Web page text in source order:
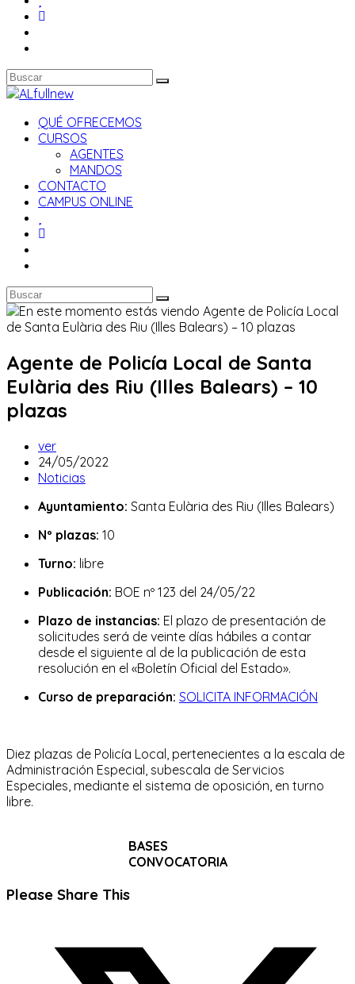
QUÉ OFRECEMOS
CURSOS
AGENTES
MANDOS
CONTACTO
CAMPUS ONLINE
Agente de Policía Local de Santa
Eulària des Riu (Illes Balears) – 10
plazas
Autor
de
la
ver
Publicación
de
entrada:
24/05/2022
Categoría
la
Noticias
Ayuntamiento: Santa Eulària des Riu (Illes Balears)
Nº plazas: 10
Turno: libre
Publicación: BOE nº 123 del 24/05/22
Plazo de instancias: El plazo de presentación de
solicitudes será de veinte días hábiles a contar
desde el siguiente al de la publicación de esta
resolución en el «Boletín Oficial del Estado».
Curso de preparación: SOLICITA INFORMACIÓN
Diez plazas de Policía Local, pertenecientes a la escala de
Administración Especial, subescala de Servicios
Especiales, mediante el sistema de oposición, en turno
libre.
BASES
CONVOCATORIA
Please Share ThisCompartir